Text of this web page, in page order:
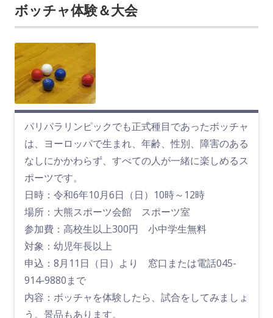
ボッチャ体験＆大会
パリパラリンピックでも正式種目であったボッチャ
は、ヨーロッパで生まれ、年齢、性別、障害のある
なしにかかわらず、すべての人が一緒に楽しめるス
ポーツです。
日時：令和6年10月6日（日）10時～12時
場所：大熊スポーツ会館 スポーツ室
参加費：高校生以上300円 小中学生無料
対象：幼児年長以上
申込：8月11日（日）より 窓口または電話045-
914-9880まで
内容：ボッチャを体験したら、試合をしてみましょ
う。景品もあります。